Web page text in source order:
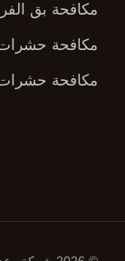
مكافحة بق
مكافحة حشرات
مكافحة